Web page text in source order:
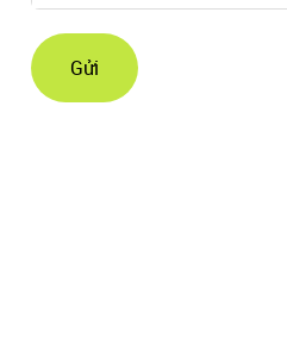
Gửi